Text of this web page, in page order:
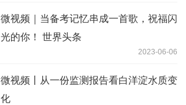
微视频｜当备考记忆串成一首歌，祝福闪
光的你！ 世界头条
2023-06-06
微视频丨从一份监测报告看白洋淀水质变
化